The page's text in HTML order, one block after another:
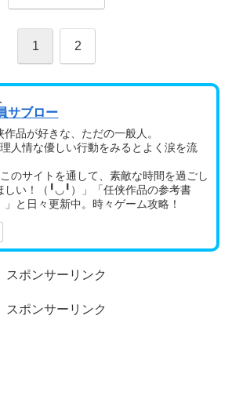
1 2
サブロー
作品が好きな、ただの一般人。
人情な優しい行動をみるとよく涙を流
のサイトを通して、素敵な時間を過ごし
しい！（╹◡╹）」「任侠作品の参考書
」と日々更新中。時々ゲーム攻略！
スポンサーリンク
スポンサーリンク